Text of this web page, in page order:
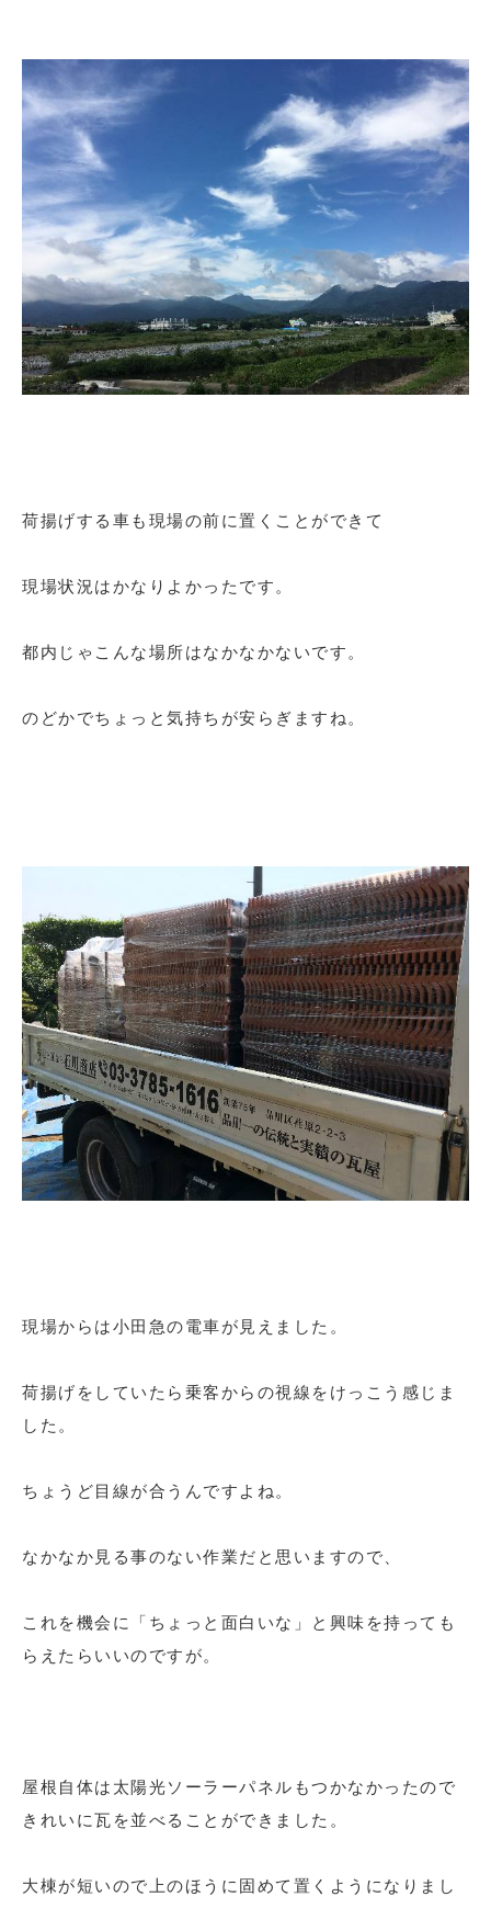
荷揚げする車も現場の前に置くことができて
現場状況はかなりよかったです。
都内じゃこんな場所はなかなかないです。
のどかでちょっと気持ちが安らぎますね。
現場からは小田急の電車が見えました。
荷揚げをしていたら乗客からの視線をけっこう感じま
した。
ちょうど目線が合うんですよね。
なかなか見る事のない作業だと思いますので、
これを機会に「ちょっと面白いな」と興味を持っても
らえたらいいのですが。
屋根自体は太陽光ソーラーパネルもつかなかったので
きれいに瓦を並べることができました。
大棟が短いので上のほうに固めて置くようになりまし